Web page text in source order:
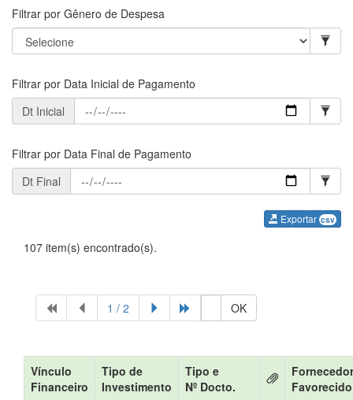
Filtrar por Gênero de Despesa
Filtrar por Data Inicial de Pagamento
Dt Inicial
Filtrar por Data Final de Pagamento
Dt Final
Exportar csv
107 item(s) encontrado(s).
1 / 2 OK
Vínculo
Financeiro
Tipo de
Investimento
Tipo e
Nº Docto.
Favorecido